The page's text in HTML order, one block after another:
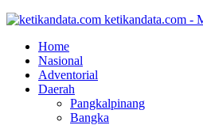
ketikandata.com -
Home
Nasional
Adventorial
Daerah
Pangkalpinang
Bangka